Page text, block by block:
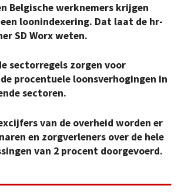
Belgische werknemers krijgen
loonindexering. Dat laat de hr-
SD Worx weten.
sectorregels zorgen voor
procentuele loonsverhogingen in
sectoren.
van de overheid worden er
en zorgverleners over de hele
van 2 procent doorgevoerd.